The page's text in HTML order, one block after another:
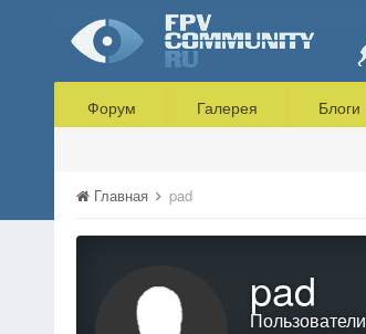
Форум Галерея Блоги
Главная pad
pad
Пользователи